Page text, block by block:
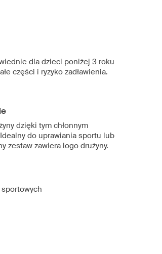
dla dzieci poniżej 3 roku
części i ryzyko zadławienia.
dzięki tym chłonnym
do uprawiania sportu lub
zestaw zawiera logo drużyny.